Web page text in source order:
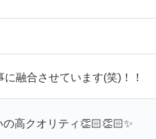
融合させています(笑)！！
高クオリティ👏🏻👏🏻✨